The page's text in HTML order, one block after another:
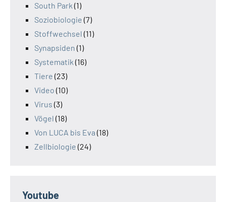
South Park (1)
Soziobiologie (7)
Stoffwechsel (11)
Synapsiden (1)
Systematik (16)
Tiere (23)
Video (10)
Virus (3)
Vögel (18)
Von LUCA bis Eva (18)
Zellbiologie (24)
Youtube